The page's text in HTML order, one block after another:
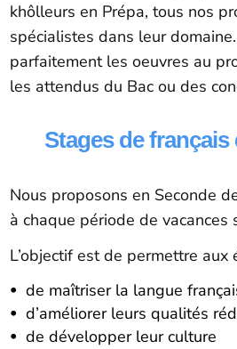
khôlleurs en Prépa, tous nos
spécialistes dans leur
parfaitement les oeuvres au
les attendus du Bac ou des
Stages de français
Nous proposons en Seconde
à chaque période de vacances
L’objectif est de permettre aux
de maîtriser la langue
d’améliorer leurs qualités
de développer leur culture